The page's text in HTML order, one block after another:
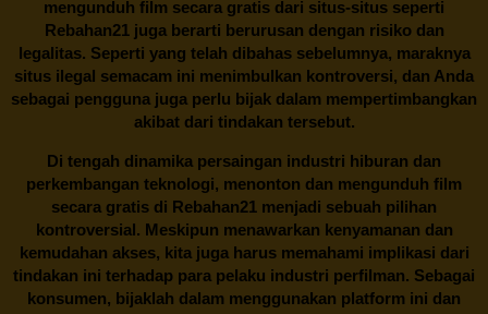
mengunduh film secara gratis dari situs-situs seperti
Rebahan21 juga berarti berurusan dengan risiko dan
legalitas. Seperti yang telah dibahas sebelumnya, maraknya
situs ilegal semacam ini menimbulkan kontroversi, dan Anda
sebagai pengguna juga perlu bijak dalam mempertimbangkan
akibat dari tindakan tersebut.
Di tengah dinamika persaingan industri hiburan dan
perkembangan teknologi, menonton dan mengunduh film
secara gratis di Rebahan21 menjadi sebuah pilihan
kontroversial. Meskipun menawarkan kenyamanan dan
kemudahan akses, kita juga harus memahami implikasi dari
tindakan ini terhadap para pelaku industri perfilman. Sebagai
konsumen, bijaklah dalam menggunakan platform ini dan